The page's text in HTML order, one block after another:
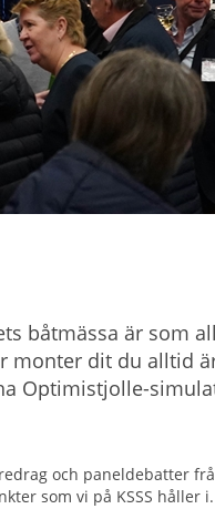
båtmässa är som
monter dit du alltid
Optimistjolle-
och paneldebatter
som vi på KSSS håller i.